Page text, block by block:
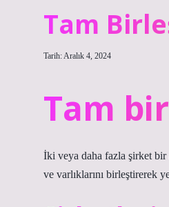
Tam
Tarih: Aralık 4, 2024
Tam
İki veya daha fazla şirket bir
ve varlıklarını birleştirerek